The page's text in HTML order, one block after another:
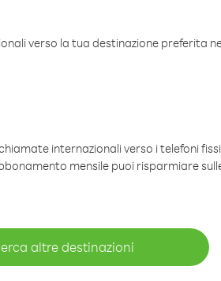
verso la tua destinazione preferita
internazionali verso i telefoni
mensile puoi risparmiare
altre destinazioni